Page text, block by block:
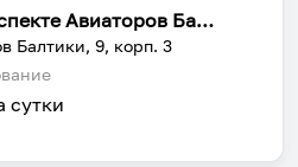
Апартаменты на проспекте Авиаторов Балтики 9 корпус 3
Балтики, 9, корп. 3
сутки